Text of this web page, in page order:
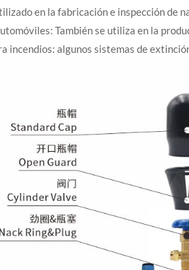
en la fabricación e inspección de
También se utiliza en la
incendios: algunos sistemas de